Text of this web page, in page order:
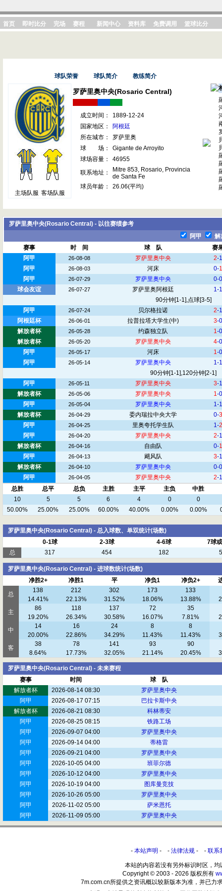
首页 即时比分 完场 赛程 新闻中心 资料库 免费调用 篮球比分
球队荣誉 球队简介 教练简介
主场队服 客场队服
罗萨里奥中央(Rosario Central)
成立时间：
1889-12-24
国家地区：
阿根廷
所在城市：
罗萨里奥
球 场：
Gigante de Arroyito
球场容量：
46955
联系地址：
Mitre 853, Rosario, Provincia
de Santa Fe
球员年龄：
26.06(平均)
罗萨里奥中央(Rosario Central) - 以往赛绩参考
阿甲
解
赛事
时 间 球 队
赛
阿甲
26-08-08 罗萨里奥中央 2-1
阿甲
26-08-03 河床 0-1
阿甲
26-07-29 罗萨里奥中央
0-0
球会友谊
26-07-27 罗萨里奥阿根廷
1-1
90分钟[1-1],点球[3-5]
阿甲
26-07-24 贝尔格拉诺 2-1
阿根廷杯
26-06-01 拉普拉塔大学生(中) 3-0
解放者杯
26-05-28 约森独立队 1-0
解放者杯
26-05-20 罗萨里奥中央 4-0
阿甲
26-05-17 河床 1-0
阿甲
26-05-14 罗萨里奥中央
1-1
90分钟[1-1],120分钟[2-1]
阿甲
26-05-11 罗萨里奥中央 3-1
解放者杯
26-05-06 罗萨里奥中央 1-0
阿甲
26-05-04 罗萨里奥中央
1-1
解放者杯
26-04-29 委内瑞拉中央大学 0-3
阿甲
26-04-25 里奥夸托学生队 1-2
阿甲
26-04-20 罗萨里奥中央 2-1
解放者杯
26-04-16 自由队 0-1
阿甲
26-04-13 飓风队 3-1
解放者杯
26-04-10 罗萨里奥中央
0-0
阿甲
26-04-05 罗萨里奥中央 2-1
总胜
总平 总负 主胜 主平 主负
中胜
10
5 5 6 4 0
0
50.00%
25.00% 25.00% 60.00% 40.00% 0.00% 0.00%
罗萨里奥中央(Rosario Central) - 总入球数、单双统计(场数)
0-1球
2-3球 4-6球
7球
总
317 454 182 5
罗萨里奥中央(Rosario Central) - 进球数统计(场数)
净胜2+
净胜1 平 净负1 净负2+
总
138 212 302 173
133
14.41%
22.13% 31.52% 18.06% 13.88%
主
86 118 137 72
35
19.20%
26.34% 30.58% 16.07% 7.81%
中
14 16 24 8
8
20.00%
22.86% 34.29% 11.43% 11.43%
客
38 78 141 93
90
8.64%
17.73% 32.05% 21.14% 20.45%
罗萨里奥中央(Rosario Central) - 未来赛程
赛事
时间
球 队
解放者杯
2026-08-14 08:30
罗萨里奥中央
阿甲
2026-08-17 07:15
巴拉卡斯中央
解放者杯
2026-08-21 08:30
科林蒂安
阿甲
2026-08-25 08:15
铁路工场
阿甲
2026-09-07 04:00
罗萨里奥中央
阿甲
2026-09-14 04:00
蒂格雷
阿甲
2026-09-21 04:00
罗萨里奥中央
阿甲
2026-10-05 04:00
班菲尔德
阿甲
2026-10-12 04:00
罗萨里奥中央
阿甲
2026-10-19 04:00
图库曼竞技
阿甲
2026-10-26 05:00
罗萨里奥中央
阿甲
2026-11-02 05:00
萨米恩托
阿甲
2026-11-09 05:00 罗萨里奥中央
- 本站声明 - - 法律法规 - - 联系
本站的内容若没有另外标识时区，均
Copyright © 2003 - 2026 版权所有
7m.com.cn所提供之资讯概以较新版本为准，并已力